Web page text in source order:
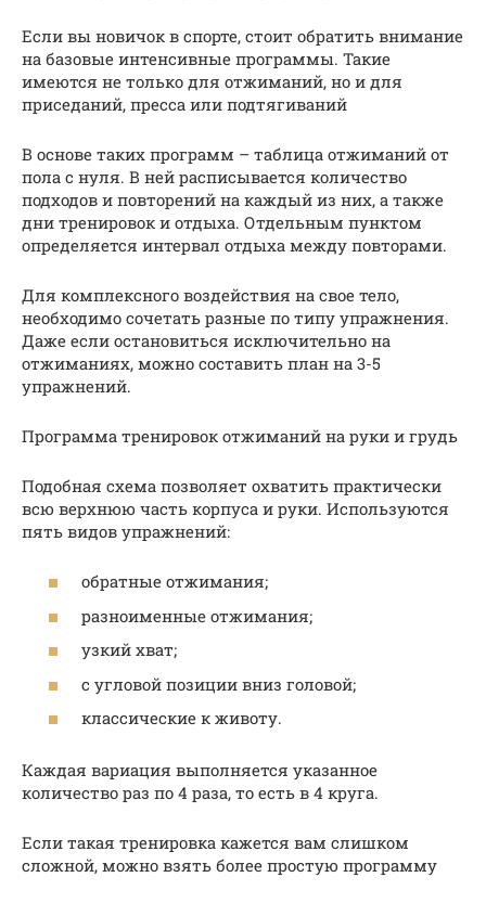
Если вы новичок в спорте, стоит обратить внимание
на базовые интенсивные программы. Такие
имеются не только для отжиманий, но и для
приседаний, пресса или подтягиваний
В основе таких программ – таблица отжиманий от
пола с нуля. В ней расписывается количество
подходов и повторений на каждый из них, а также
дни тренировок и отдыха. Отдельным пунктом
определяется интервал отдыха между повторами.
Для комплексного воздействия на свое тело,
необходимо сочетать разные по типу упражнения.
Даже если остановиться исключительно на
отжиманиях, можно составить план на 3-5
упражнений.
Программа тренировок отжиманий на руки и грудь
Подобная схема позволяет охватить практически
всю верхнюю часть корпуса и руки. Используются
пять видов упражнений:
обратные отжимания;
разноименные отжимания;
узкий хват;
с угловой позиции вниз головой;
классические к животу.
Каждая вариация выполняется указанное
количество раз по 4 раза, то есть в 4 круга.
Если такая тренировка кажется вам слишком
сложной, можно взять более простую программу